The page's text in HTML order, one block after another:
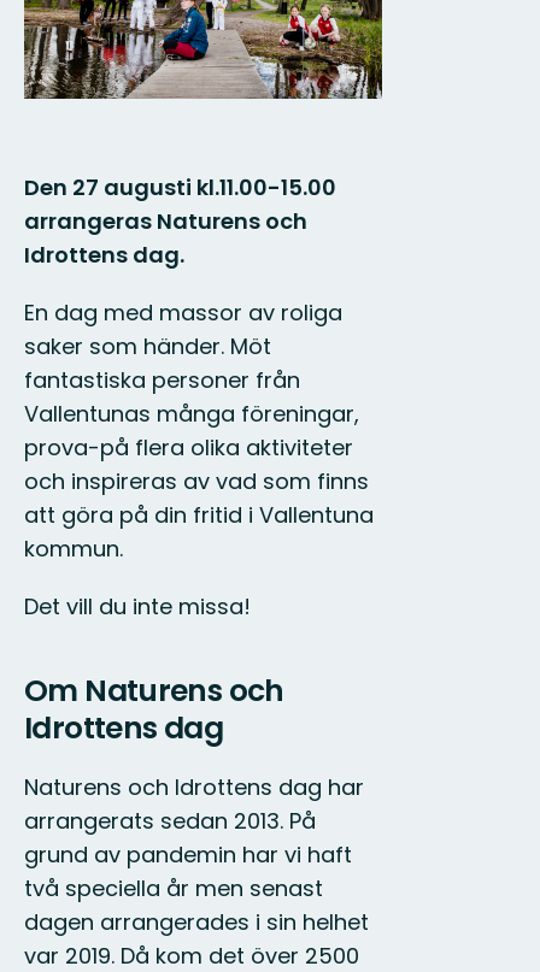
Den 27 augusti kl.11.00-15.00
arrangeras Naturens och
Idrottens dag.
En dag med massor av roliga
saker som händer. Möt
fantastiska personer från
Vallentunas många föreningar,
prova-på flera olika aktiviteter
och inspireras av vad som finns
att göra på din fritid i Vallentuna
kommun.
Det vill du inte missa!
Om Naturens och
Idrottens dag
Naturens och Idrottens dag har
arrangerats sedan 2013. På
grund av pandemin har vi haft
två speciella år men senast
dagen arrangerades i sin helhet
var 2019. Då kom det över 2500